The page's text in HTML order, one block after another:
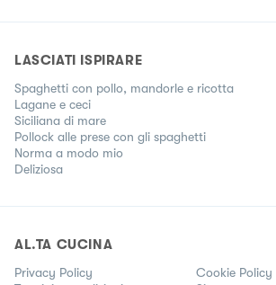
LASCIATI ISPIRARE
Spaghetti con pollo, mandorle e ricotta
Lagane e ceci
Siciliana di mare
Pollock alle prese con gli spaghetti
Norma a modo mio
Deliziosa
AL.TA CUCINA
Privacy Policy
Cookie Policy